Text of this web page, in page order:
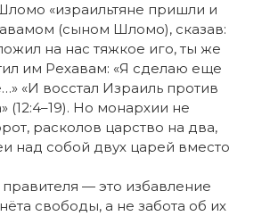
«израильтяне пришли и
(сыном Шломо), сказав:
на нас тяжкое иго, ты же
им Рехавам: «Я сделаю еще
«И восстал Израиль против
(12:4–19). Но монархии не
расколов царство на два,
над собой двух царей вместо
правителя — это избавление
свободы, а не забота об их